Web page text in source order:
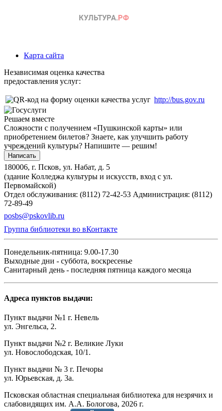
Карта сайта
Независимая оценка качества
предоставления услуг:
http://bus.gov.ru
Решаем вместе
Сложности с получением «Пушкинской карты» или
приобретением билетов? Знаете, как улучшить работу
учреждений культуры? Напишите — решим!
Написать
180006, г. Псков, ул. Набат, д. 5
(здание Колледжа культуры и искусств, вход с ул.
Первомайской)
Отдел обслуживания: (8112) 72-42-53 Администрация: (8112)
72-89-49
posbs@pskovlib.ru
Группа библиотеки во вКонтакте
Понедельник-пятница: 9.00-17.30
Выходные дни - суббота, воскресенье
Санитарный день - последняя пятница каждого месяца
Адреса пунктов выдачи:
Пункт выдачи №1 г. Невель
ул. Энгельса, 2.
Пункт выдачи №2 г. Великие Луки
ул. Новослободская, 10/1.
Пункт выдачи № 3 г. Печоры
ул. Юрьевская, д. 3а.
Псковская областная специальная библиотека для незрячих и
слабовидящих им. А.А. Бологова, 2026 г.